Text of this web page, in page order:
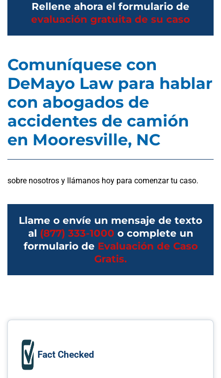
Rellene ahora el formulario de
evaluación gratuita de su caso
Comuníquese con
DeMayo Law para hablar
con abogados de
accidentes de camión
en Mooresville, NC
sobre nosotros y llámanos hoy para comenzar tu caso.
Llame o envíe un mensaje de texto
al (877) 333-1000 o complete un
formulario de Evaluación de Caso
Gratis.
Fact Checked